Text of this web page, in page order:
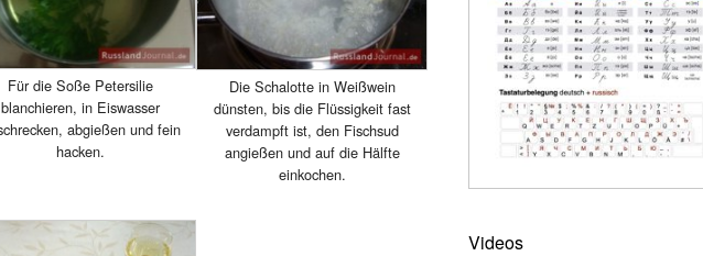
Für die Soße Petersilie
blanchieren, in Eiswasser
abgießen und fein
hacken.
Die Schalotte in Weißwein
dünsten, bis die Flüssigkeit fast
verdampft ist, den Fischsud
angießen und auf die Hälfte
einkochen.
Videos